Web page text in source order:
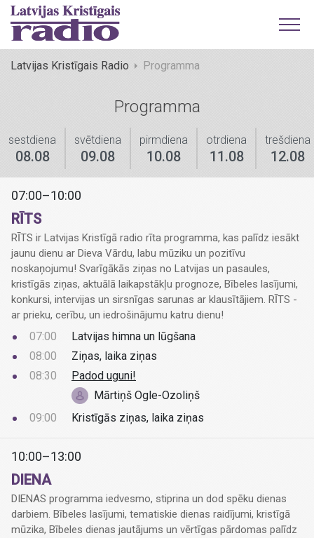
Latvijas Kristīgais Radio Programma
Programma
sestdiena
08.08
svētdiena
09.08
pirmdiena
10.08
otrdiena
11.08
trešdiena
12.08
07:00–10:00
RĪTS
RĪTS ir Latvijas Kristīgā radio rīta programma, kas palīdz iesākt
jaunu dienu ar Dieva Vārdu, labu mūziku un pozitīvu
noskaņojumu! Svarīgākās ziņas no Latvijas un pasaules,
kristīgās ziņas, aktuālā laikapstākļu prognoze, Bībeles lasījumi,
konkursi, intervijas un sirsnīgas sarunas ar klausītājiem. RĪTS -
ar prieku, cerību, un iedrošinājumu katru dienu!
07:00
Latvijas himna un lūgšana
08:00
Ziņas, laika ziņas
08:30
Padod uguni!
Mārtiņš Ogle-Ozoliņš
09:00
Kristīgās ziņas, laika ziņas
10:00–13:00
DIENA
DIENAS programma iedvesmo, stiprina un dod spēku dienas
darbiem. Bībeles lasījumi, tematiskie dienas raidījumi, kristīgā
mūzika, Bībeles dienas jautājums un vērtīgas pārdomas palīdz